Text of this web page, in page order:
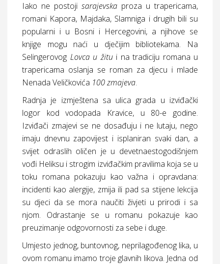
Iako ne postoji sarajevska proza u trapericama,
romani Kapora, Majdaka, Slamniga i drugih bili su
popularni i u Bosni i Hercegovini, a njihove se
knjige mogu naći u dječijim bibliotekama. Na
Selingerovog Lovca u žitui na tradiciju romana u
trapericama oslanja se roman za djecu i mlade
Nenada Veličkovića 100 zmajeva.
Radnja je izmještena sa ulica grada u izviđački
logor kod vodopada Kravice, u 80-e godine.
Izviđači zmajevi se ne dosađuju i ne lutaju, nego
imaju dnevnu zapovijest i isplaniran svaki dan, a
svijet odraslih oličen je u devetnaestogodišnjem
vođi Heliksu i strogim izviđačkim pravilima koja se u
toku romana pokazuju kao važna i opravdana:
incidenti kao alergije, zmija ili pad sa stijene lekcija
su djeci da se mora naučiti živjeti u prirodi i sa
njom. Odrastanje se u romanu pokazuje kao
preuzimanje odgovornosti za sebe i duge.
Umjesto jednog, buntovnog, neprilagođenog lika, u
ovom romanu imamo troje glavnih likova. Jedna od